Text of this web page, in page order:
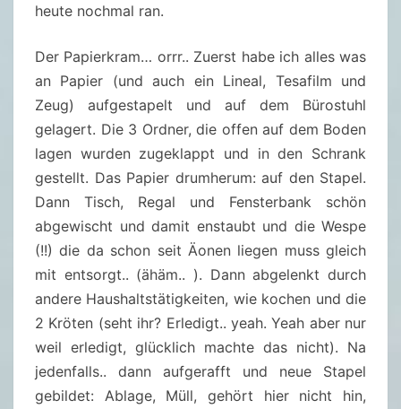
heute nochmal ran.
Der Papierkram… orrr.. Zuerst habe ich alles was
an Papier (und auch ein Lineal, Tesafilm und
Zeug) aufgestapelt und auf dem Bürostuhl
gelagert. Die 3 Ordner, die offen auf dem Boden
lagen wurden zugeklappt und in den Schrank
gestellt. Das Papier drumherum: auf den Stapel.
Dann Tisch, Regal und Fensterbank schön
abgewischt und damit enstaubt und die Wespe
(!!) die da schon seit Äonen liegen muss gleich
mit entsorgt.. (ähäm.. ). Dann abgelenkt durch
andere Haushaltstätigkeiten, wie kochen und die
2 Kröten (seht ihr? Erledigt.. yeah. Yeah aber nur
weil erledigt, glücklich machte das nicht). Na
jedenfalls.. dann aufgerafft und neue Stapel
gebildet: Ablage, Müll, gehört hier nicht hin,